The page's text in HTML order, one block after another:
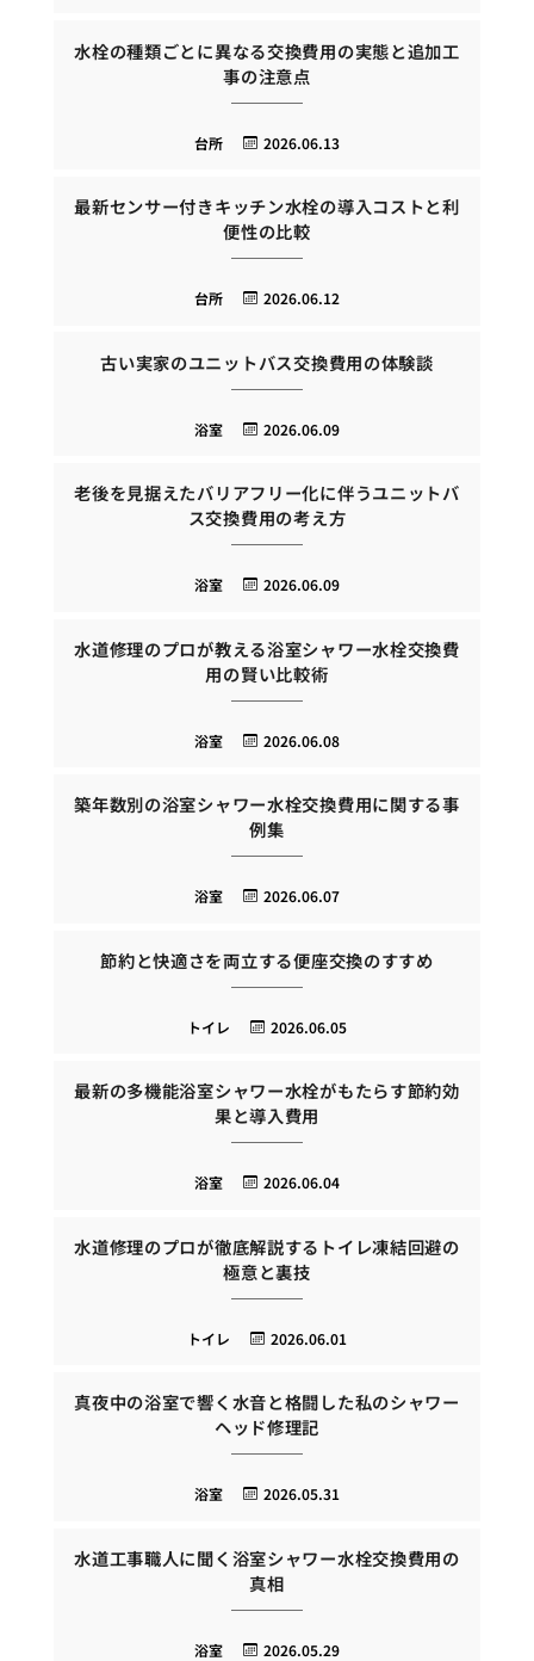
水栓の種類ごとに異なる交換費用の実態と追加工
事の注意点
2026.06.13
台所
最新センサー付きキッチン水栓の導入コストと利
便性の比較
2026.06.12
台所
古い実家のユニットバス交換費用の体験談
2026.06.09
浴室
老後を見据えたバリアフリー化に伴うユニットバ
ス交換費用の考え方
2026.06.09
浴室
水道修理のプロが教える浴室シャワー水栓交換費
用の賢い比較術
2026.06.08
浴室
築年数別の浴室シャワー水栓交換費用に関する事
例集
2026.06.07
浴室
節約と快適さを両立する便座交換のすすめ
2026.06.05
トイレ
最新の多機能浴室シャワー水栓がもたらす節約効
果と導入費用
2026.06.04
浴室
水道修理のプロが徹底解説するトイレ凍結回避の
極意と裏技
2026.06.01
トイレ
真夜中の浴室で響く水音と格闘した私のシャワー
ヘッド修理記
2026.05.31
浴室
水道工事職人に聞く浴室シャワー水栓交換費用の
真相
2026.05.29
浴室